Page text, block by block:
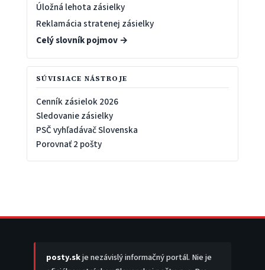
Úložná lehota zásielky
Reklamácia stratenej zásielky
Celý slovník pojmov →
SÚVISIACE NÁSTROJE
Cenník zásielok 2026
Sledovanie zásielky
PSČ vyhľadávač Slovenska
Porovnať 2 pošty
posty.skje nezávislý informačný portál. Nie je